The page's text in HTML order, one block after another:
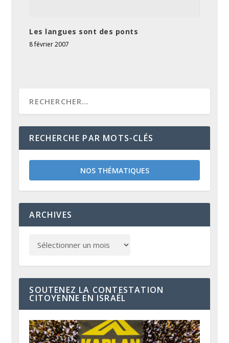
Les langues sont des ponts
8 février 2007
RECHERCHE PAR MOTS-CLÉS
NOS THÉMATIQUES
ARCHIVES
SOUTENEZ LA CONTESTATION
CITOYENNE EN ISRAËL